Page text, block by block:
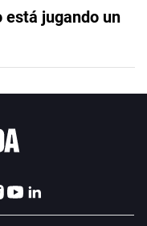
está jugando un